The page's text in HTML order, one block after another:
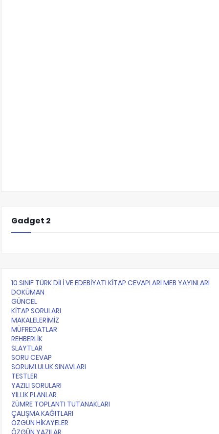
Gadget 2
10.SINIF TÜRK DİLİ VE EDEBİYATI KİTAP CEVAPLARI MEB YAYINLARI
DOKÜMAN
GÜNCEL
KİTAP SORULARI
MAKALELERİMİZ
MÜFREDATLAR
REHBERLİK
SLAYTLAR
SORU CEVAP
SORUMLULUK SINAVLARI
TESTLER
YAZILI SORULARI
YILLIK PLANLAR
ZÜMRE TOPLANTI TUTANAKLARI
ÇALIŞMA KAĞITLARI
ÖZGÜN HİKAYELER
ÖZGÜN YAZILAR